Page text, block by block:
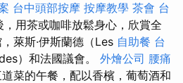
台中頭部按摩 按摩教學 茶會 台
，用茶或咖啡放鬆身心，欣賞全
萊斯·伊斯蘭德（Les 自助餐 台
）和法國議會。 外燴公司 腰痛
菜的午餐，配以香檳，葡萄酒和